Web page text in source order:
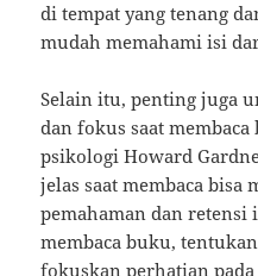
di tempat yang tenang
mudah memahami isi
Selain itu, penting juga
dan fokus saat
psikologi Howard
jelas saat membaca
pemahaman dan retensi
membaca buku,
fokuskan perhatian